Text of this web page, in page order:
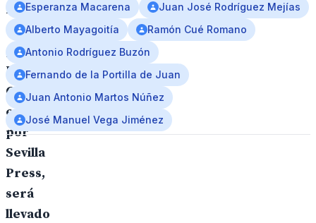
Roto,
del
padre
Ramon
Cué,
editado
por
Sevilla
Press,
será
llevado
Esperanza Macarena
Juan José Rodríguez Mejías
Alberto Mayagoitía
Ramón Cué Romano
Antonio Rodríguez Buzón
Fernando de la Portilla de Juan
Juan Antonio Martos Núñez
José Manuel Vega Jiménez